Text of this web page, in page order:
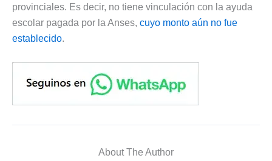
provinciales. Es decir, no tiene vinculación con la ayuda
escolar pagada por la Anses, cuyo monto aún no fue
establecido.
About The Author